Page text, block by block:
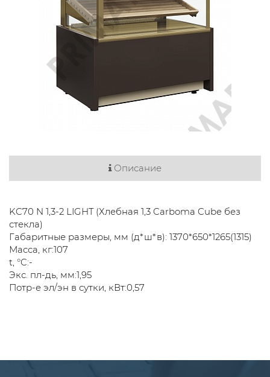
Описание
KC70 N 1,3-2 LIGHT (Хлебная 1,3 Carboma Cube без
стекла)
Габаритные размеры, мм (д*ш*в): 1370*650*1265(1315)
Масса, кг:107
t, °C:-
Экс. пл-дь, мм:1,95
Потр-е эл/эн в сутки, кВт:0,57